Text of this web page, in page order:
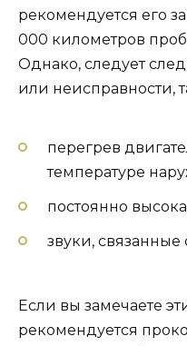
рекомендуется его
000 километров
Однако, следует
или неисправности,
перегрев
температуре
постоянно
звуки, связанные
Если вы замечаете
рекомендуется